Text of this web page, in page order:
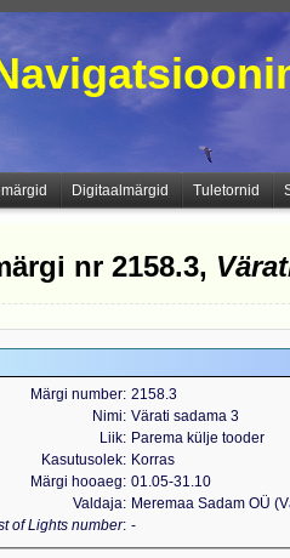
Digitaalmärgid Tuletornid
nr 2158.3,
Märgi number 2158.3
Nimi Värati sadama 3
Liik
Parema külje tooder
Kasutusolek
Korras
Märgi hooaeg 01.05-31.10
Valdaja
Meremaa Sadam OÜ
of Lights number -